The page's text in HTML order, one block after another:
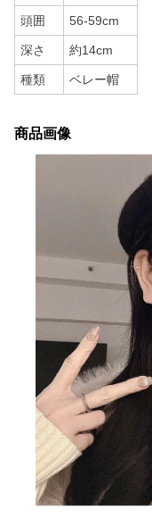
頭囲 56-59cm
深さ 約14cm
種類 ベレー帽
商品画像